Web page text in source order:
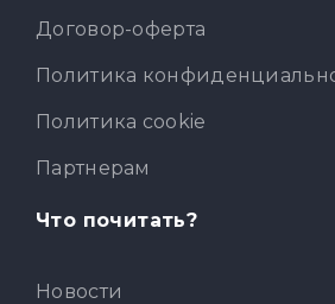
Договор-оферта
Политика
Политика cookie
Партнерам
Что почитать?
Новости